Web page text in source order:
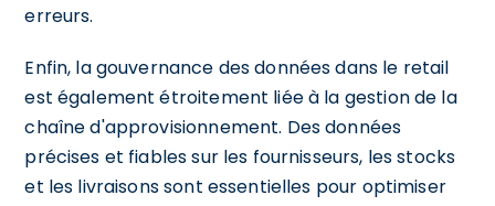
erreurs.
Enfin, la gouvernance des données dans le retail
est également étroitement liée à la gestion de la
chaîne d'approvisionnement. Des données
précises et fiables sur les fournisseurs, les stocks
et les livraisons sont essentielles pour optimiser